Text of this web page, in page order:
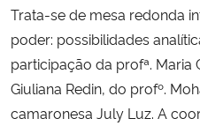
Ministério do Turismo
Ministério do Desenvolvimento
Controladoria-Geral da União
Trata-se de mesa redonda
poder: possibilidades
participação da profª. Maria
Giuliana Redin, do profº.
camaronesa July Luz. A